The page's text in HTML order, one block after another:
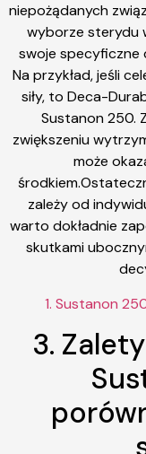
niepożądanych
wyborze sterydu
swoje specyficzne
Na przykład, jeśli
siły, to Deca-
Sustanon 250.
zwiększeniu
może
zależy od
warto dokładnie
skutkami
1. Sustanon
3.